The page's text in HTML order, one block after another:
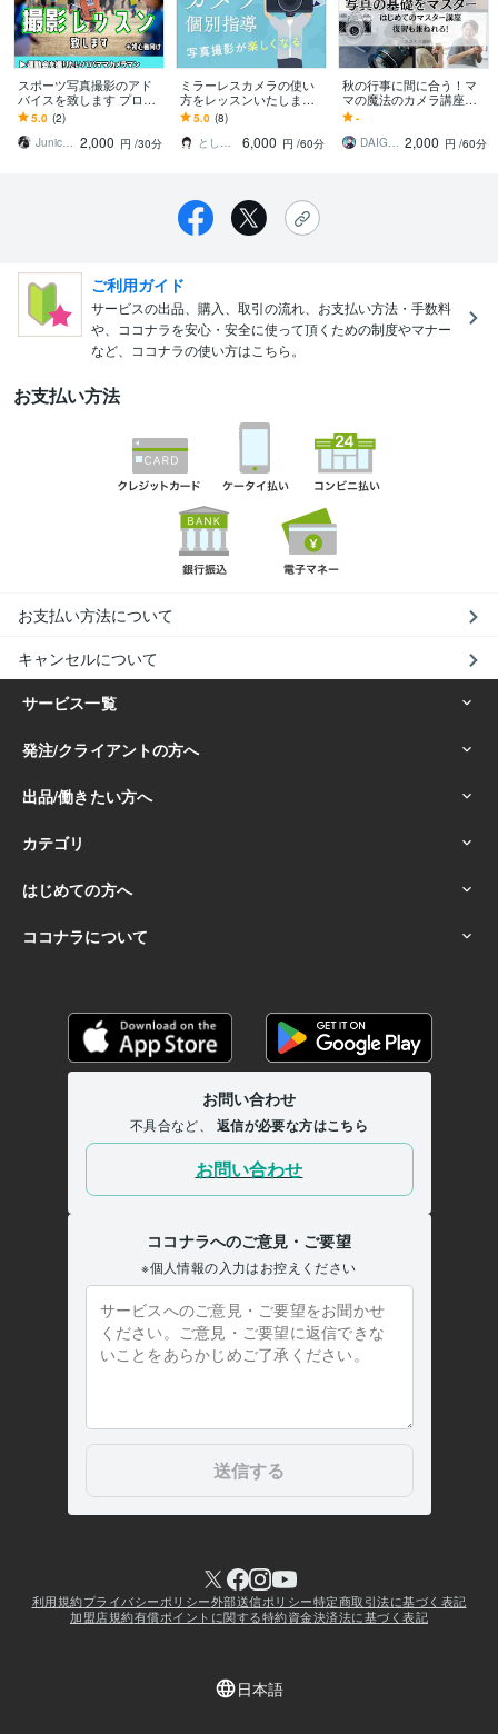
スポーツ写真撮影のアド
バイスを致します プロス
ポーツカメラマンが直接
アドバイス！運動会やイ
ベントなど
5.0 (2)
Junichi Fukuda_SGW 2,000 円 /30分
ミラーレスカメラの使い
方をレッスンいたします
【ビデオチャット】カメ
ラの使い方や設定方法を
解説いたします。
5.0 (8)
とし＠PT×Photographer
6,000 円 /60分
秋の行事に間に合う！マ
マの魔法のカメラ講座し
ます 運動会・発表会の思
い出を鮮やかに！ママの
ための撮影テクニック
-
DAIGO＠映像クリエイター 2,000 円 /60分
ご利用ガイド
サービスの出品、購入、取引の流れ、お支払い方法・手数料
や、ココナラを安心・安全に使って頂くための制度やマナー
など、ココナラの使い方はこちら。
お支払い方法
お支払い方法について
キャンセルについて